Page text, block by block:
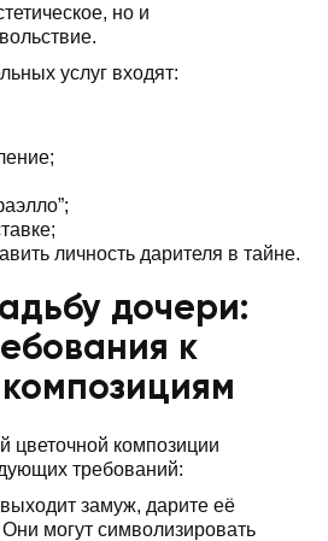
но и
услуг входят:
личность дарителя в тайне.
дочери:
к
цветочной композиции
требований:
замуж, дарите её
могут символизировать